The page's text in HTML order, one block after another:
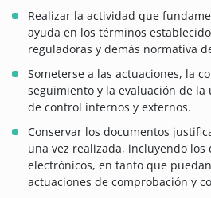
Realizar la actividad que
ayuda en los términos
reguladoras y demás normativa
Someterse a las actuaciones, la
seguimiento y la evaluación de la
de control internos y externos.
Conservar los documentos
una vez realizada, incluyendo los
electrónicos, en tanto que
actuaciones de comprobación y